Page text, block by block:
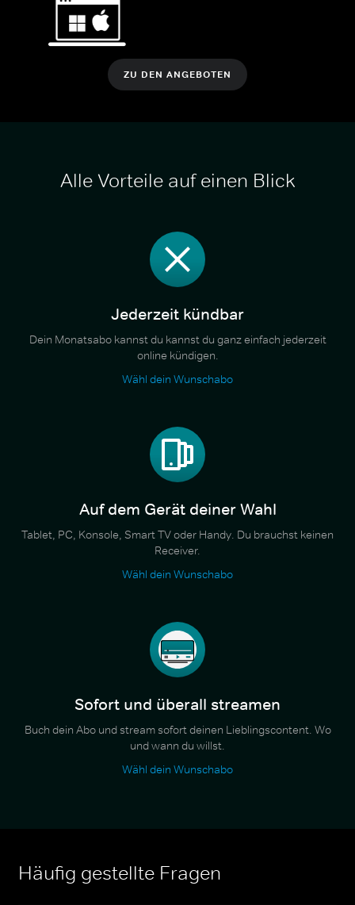
ZU DEN ANGEBOTEN
Alle Vorteile auf einen Blick
Jederzeit kündbar
Dein Monatsabo kannst du kannst du ganz einfach jederzeit
online kündigen.
Wähl dein Wunschabo
Auf dem Gerät deiner Wahl
Tablet, PC, Konsole, Smart TV oder Handy. Du brauchst keinen
Receiver.
Wähl dein Wunschabo
Sofort und überall streamen
Buch dein Abo und stream sofort deinen Lieblingscontent. Wo
und wann du willst.
Wähl dein Wunschabo
Häufig gestellte Fragen